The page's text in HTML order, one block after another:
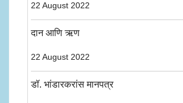
22 August 2022
दान आणि ऋण
22 August 2022
डॉ. भांडारकरांस मानपत्र